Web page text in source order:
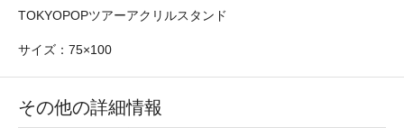
TOKYOPOPツアーアクリルスタンド
サイズ：75×100
その他の詳細情報